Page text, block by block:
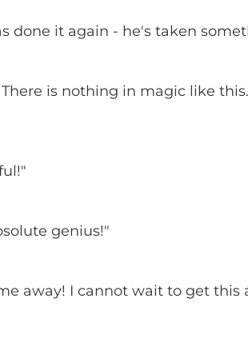
done it again - he's taken
is nothing in magic like
genius!"
away! I cannot wait to get